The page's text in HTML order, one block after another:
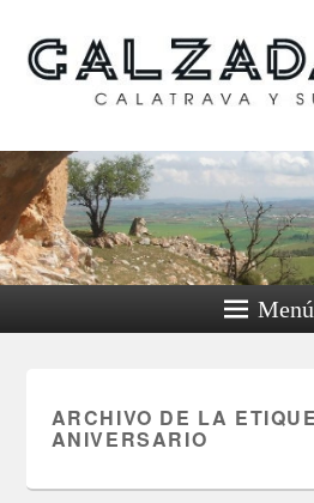
Calzada de
su
Menú
ARCHIVO DE LA
ANIVERSARIO